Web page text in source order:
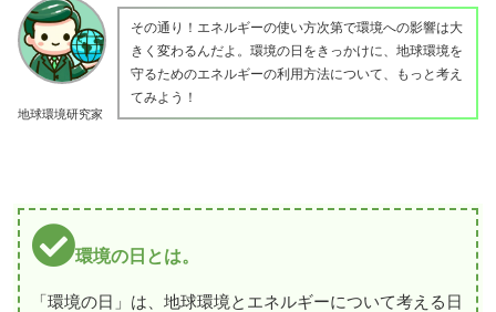
地球環境研究家
その通り！エネルギーの使い方次第で環境への影響は大
きく変わるんだよ。環境の日をきっかけに、地球環境を
守るためのエネルギーの利用方法について、もっと考え
てみよう！
環境の日とは。
「環境の日」は、地球環境とエネルギーについて考える日